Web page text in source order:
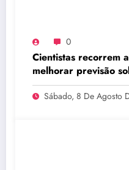
0
Cientistas recorrem
melhorar previsão
Sábado, 8 De Agosto